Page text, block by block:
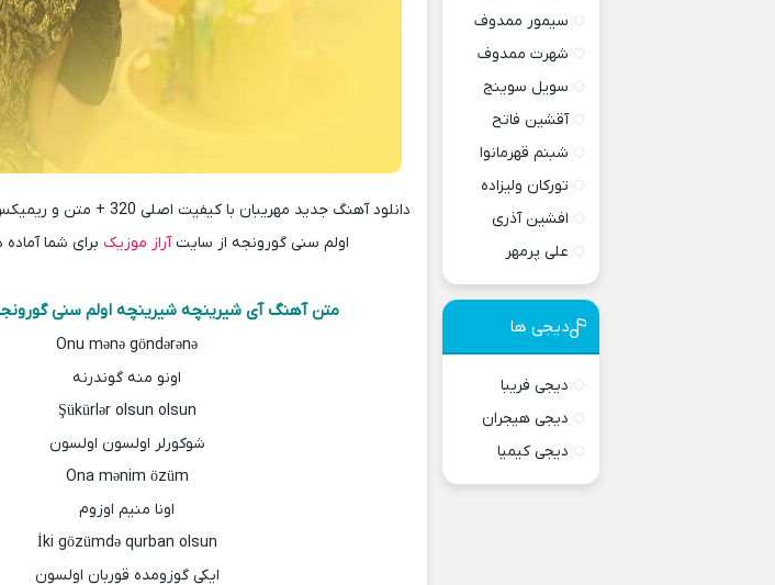
دانلود آهنگ جدید مهریبان با
اولم سنی گورونجه از سایتآراز موزیک برای شما
متن آهنگ آی شیرینچه شیرینچه اولم سنی
Onu mənə göndərənə
اونو منه گوندرنه
Şükürlər olsun olsun
شوکورلر اولسون اولسون
Ona mənim özüm
اونا منیم اوزوم
İki gözümdə qurban olsun
ایکی گوزومده قوربان اولسون
سیمور ممدوف
شهرت ممدوف
سویل سوینج
آقشین فاتح
شبنم قهرمانوا
تورکان ولیزاده
افشین آذری
علی پرمهر
دیجی ها
دیجی فریبا
دیجی هیجران
دیجی کیمیا